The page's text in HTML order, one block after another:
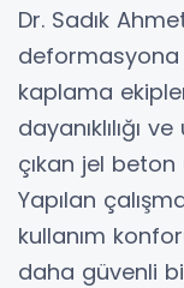
Dr. Sadık
kaplama
dayanıklılığı
çıkan jel
Yapılan
kullanım
daha güvenli